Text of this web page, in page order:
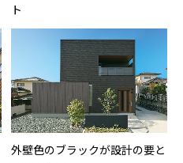
ト
外壁色のブラックが設計の要と